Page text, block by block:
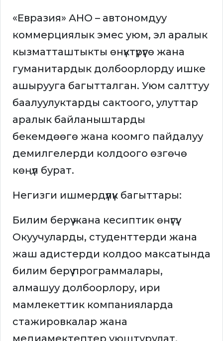
«Евразия» АНО – автономдуу
коммерциялык эмес уюм, эл аралык
кызматташтыкты өнүктүрүүгө жана
гуманитардык долбоорлорду ишке
ашырууга багытталган. Уюм салттуу
баалуулуктарды сактоого, улуттар
аралык байланыштарды
бекемдөөгө жана коомго пайдалуу
демилгелерди колдоого өзгөчө
көңүл бурат.
Негизги ишмердүүлүк багыттары:
Билим берүү жана кесиптик өнүгүү:
Окуучуларды, студенттерди жана
жаш адистерди колдоо максатында
билим берүү программалары,
алмашуу долбоорлору, ири
мамлекеттик компанияларда
стажировкалар жана